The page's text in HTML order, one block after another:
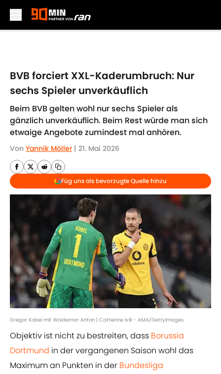
BVB forciert XXL-Kaderumbruch: Nur
sechs Spieler unverkäuflich
Beim BVB gelten wohl nur sechs Spieler als
gänzlich unverkäuflich. Beim Rest würde man sich
etwaige Angebote zumindest mal anhören.
Von Yannik Möller | 21. Mai 2026
Füg uns als bevorzugte Quelle hinzu
Gregor Kobel mit Waldemar Anton | Catherine Ivill - AMA/GettyImages
Objektiv ist nicht zu bestreiten, dass Borussia
Dortmund in der vergangenen Saison wohl das
Maximum an Punkten in der Bundesliga